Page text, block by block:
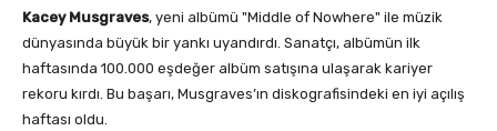
Kacey Musgraves, yeni albümü "Middle of Nowhere" ile müzik
dünyasında büyük bir yankı uyandırdı. Sanatçı, albümün ilk
haftasında 100.000 eşdeğer albüm satışına ulaşarak kariyer
rekoru kırdı. Bu başarı, Musgraves’ın diskografisindeki en iyi açılış
haftası oldu.